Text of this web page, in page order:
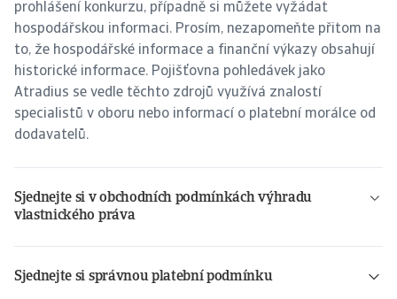
prohlášení konkurzu, případně si můžete vyžádat
hospodářskou informaci. Prosím, nezapomeňte přitom na
to, že hospodářské informace a finanční výkazy obsahují
historické informace. Pojišťovna pohledávek jako
Atradius se vedle těchto zdrojů využívá znalostí
specialistů v oboru nebo informací o platební morálce od
dodavatelů.
Sjednejte si v obchodních podmínkách výhradu
vlastnického práva
Sjednejte si správnou platební podmínku